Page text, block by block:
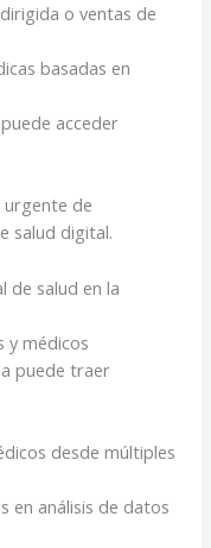
o ventas de
basadas en
acceder
urgente de
salud digital.
de salud en la
y médicos
puede traer
desde múltiples
en análisis de datos